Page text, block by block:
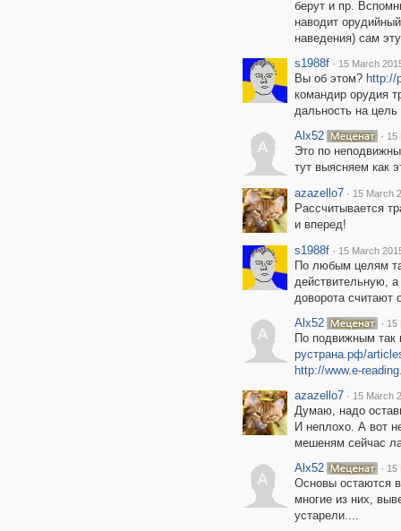
берут и пр.
наводит
наведения) сам
s1988f · 15 March
Вы об этом? http://
командир орудия
дальность на цель
A
Alx52 · 15
Это по
тут выясняем как
azazello7 · 15 March
Рассчитывается
и вперед!
s1988f · 15 March
По любым целям
действительную,
доворота считают
A
Alx52 · 15
По подвижным так
рустрана.рф/
http://www.e-
azazello7 · 15 March
Думаю, надо
И неплохо. А вот
мешеням сейчас
A
Alx52 · 15
Основы остаются
многие из них,
устарели....